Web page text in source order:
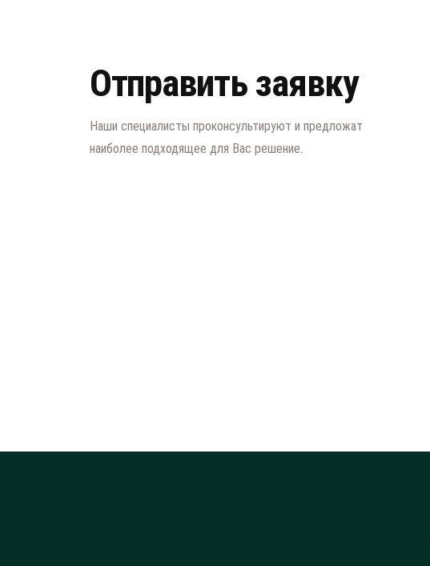
Отправить заявку
Наши специалисты проконсультируют и предложат
наиболее подходящее для Вас решение.